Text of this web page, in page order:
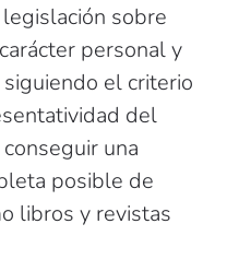
sobre
personal y
el criterio
del
una
posible de
libros y revistas